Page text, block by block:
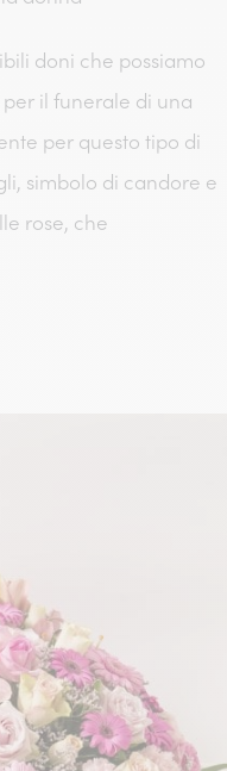
doni che possiamo
il funerale di una
per questo tipo di
simbolo di candore e
rose, che